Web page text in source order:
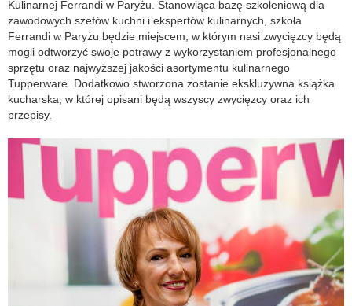
Kulinarnej Ferrandi w Paryżu. Stanowiąca bazę szkoleniową dla
zawodowych szefów kuchni i ekspertów kulinarnych, szkoła
Ferrandi w Paryżu będzie miejscem, w którym nasi zwycięzcy będą
mogli odtworzyć swoje potrawy z wykorzystaniem profesjonalnego
sprzętu oraz najwyższej jakości asortymentu kulinarnego
Tupperware. Dodatkowo stworzona zostanie ekskluzywna książka
kucharska, w której opisani będą wszyscy zwycięzcy oraz ich
przepisy.